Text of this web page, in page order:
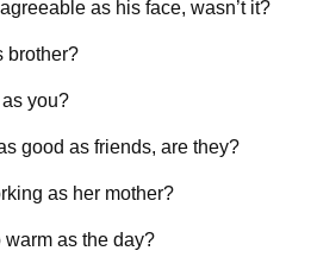
as his face, wasn’t it?
brother?
you?
good as friends, are they?
as her mother?
as the day?